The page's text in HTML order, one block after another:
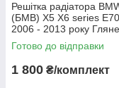
Решітка радіатора
(БМВ) X5 X6 series
2006 - 2013 року
ребра Ніздрі BMW E70
2006 - 2013
Готово до відправки
1 800 ₴/комплект